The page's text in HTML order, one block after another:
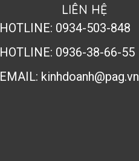
LIÊN HỆ
HOTLINE: 0934-503-848
HOTLINE: 0936-38-66-55
EMAIL: kinhdoanh@pag.vn